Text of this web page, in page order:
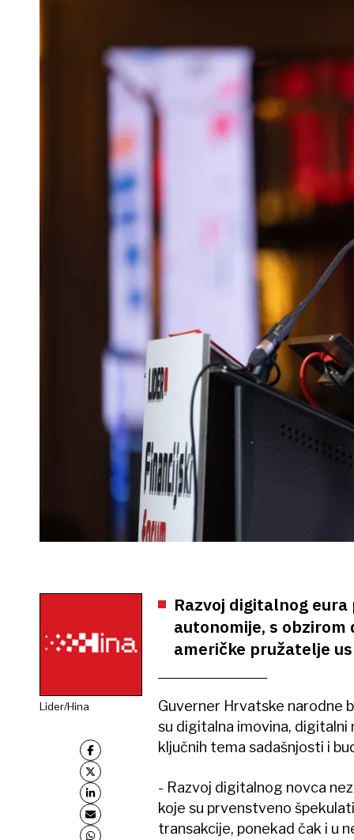
Lider/Hina
Razvoj digitalnog
autonomije, s
američke pružatelje
Guverner Hrvatske narodne
su digitalna imovina,
ključnih tema sadašnjosti i
- Razvoj digitalnog novca
koje su prvenstveno
transakcije, ponekad čak i u